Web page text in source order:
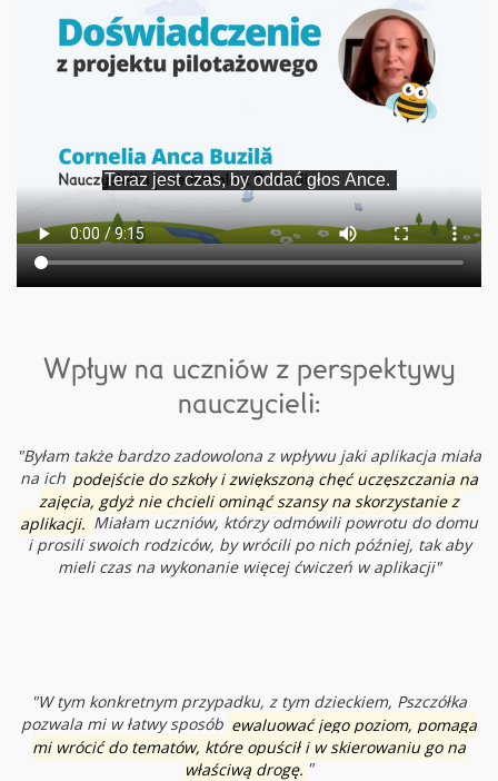
Wpływ na uczniów z perspektywy
nauczycieli:
"Byłam także bardzo zadowolona z wpływu jaki aplikacja miała
na ich podejście do szkoły i zwiększoną chęć uczęszczania na
zajęcia, gdyż nie chcieli ominąć szansy na skorzystanie z
aplikacji. Miałam uczniów, którzy odmówili powrotu do domu
i prosili swoich rodziców, by wrócili po nich później, tak aby
mieli czas na wykonanie więcej ćwiczeń w aplikacji"
"W tym konkretnym przypadku, z tym dzieckiem, Pszczółka
pozwala mi w łatwy sposób ewaluować jego poziom, pomaga
mi wrócić do tematów, które opuścił i w skierowaniu go na
właściwą drogę. "